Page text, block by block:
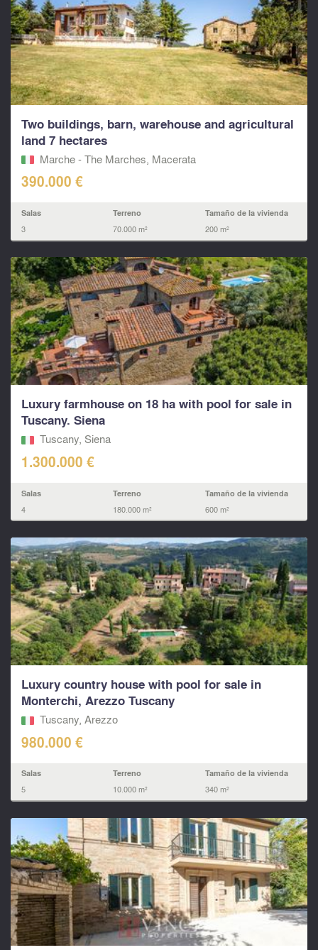
Two buildings, barn, warehouse and agricultural
land 7 hectares
Marche - The Marches, Macerata‎
390.000 €
Salas
3
Terreno
70.000 m²
Tamaño de la vivienda
200 m²
Luxury farmhouse on 18 ha with pool for sale in
Tuscany. Siena
Tuscany, Siena
1.300.000 €
Salas
4
Terreno
180.000 m²
Tamaño de la vivienda
600 m²
Luxury country house with pool for sale in
Monterchi, Arezzo Tuscany
Tuscany, Arezzo
980.000 €
Salas
5
Terreno
10.000 m²
Tamaño de la vivienda
340 m²